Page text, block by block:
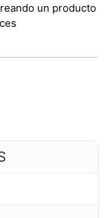
un producto